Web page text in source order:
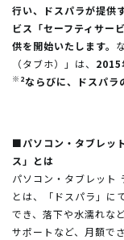
行い、ドスパラが提供
ビス「セーフティサー
供を開始いたします。
（タブホ）」は、 2015
※2ならびに、ドスパラ
■パソコン・タブレッ
ス」とは
パソコン・タブレット
とは、「ドスパラ」に
でき、落下や水濡れな
サポートなど、月額で